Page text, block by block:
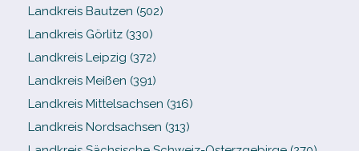
Landkreis Bautzen (502)
Landkreis Görlitz (330)
Landkreis Leipzig (372)
Landkreis Meißen (391)
Landkreis Mittelsachsen (316)
Landkreis Nordsachsen (313)